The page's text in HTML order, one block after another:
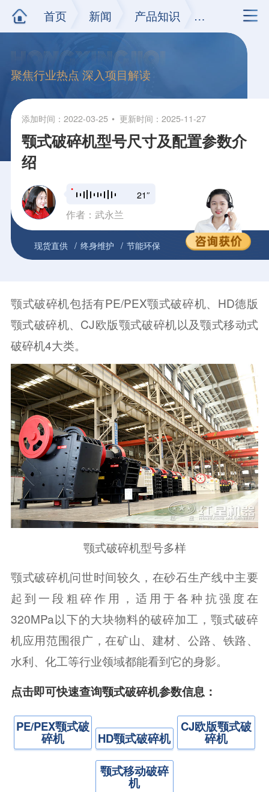
首页 新闻 产品知识 正文
聚焦行业热点 深入项目解读
添加时间：2022-03-25 更新时间：2025-11-27
颚式破碎机型号尺寸及配置参数介
绍
21″
作者：武永兰
现货直供 终身维护 节能环保
颚式破碎机包括有PE/PEX颚式破碎机、HD德版
颚式破碎机、CJ欧版颚式破碎机以及颚式移动式
破碎机4大类。
颚式破碎机型号多样
颚式破碎机问世时间较久，在砂石生产线中主要
起到一段粗碎作用，适用于各种抗强度在
320MPa以下的大块物料的破碎加工，颚式破碎
机应用范围很广，在矿山、建材、公路、铁路、
水利、化工等行业领域都能看到它的身影。
点击即可快速查询颚式破碎机参数信息：
PE/PEX颚式破
碎机 HD颚式破碎机
CJ欧版颚式破
碎机
颚式移动破碎
机